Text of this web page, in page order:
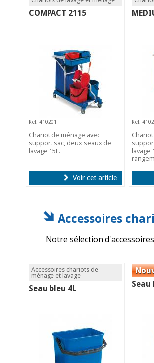
COMPACT 2115
Ref. 410201
Chariot de ménage avec
support sac, deux seaux de
lavage 15L.
Voir cet article
Ref.
lavage
Accessoires
Notre sélection
Accessoires chariots de
ménage et lavage
Seau bleu 4L Seau